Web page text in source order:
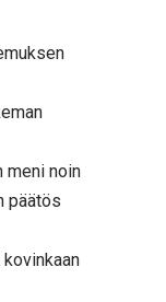
meni noin
päätös